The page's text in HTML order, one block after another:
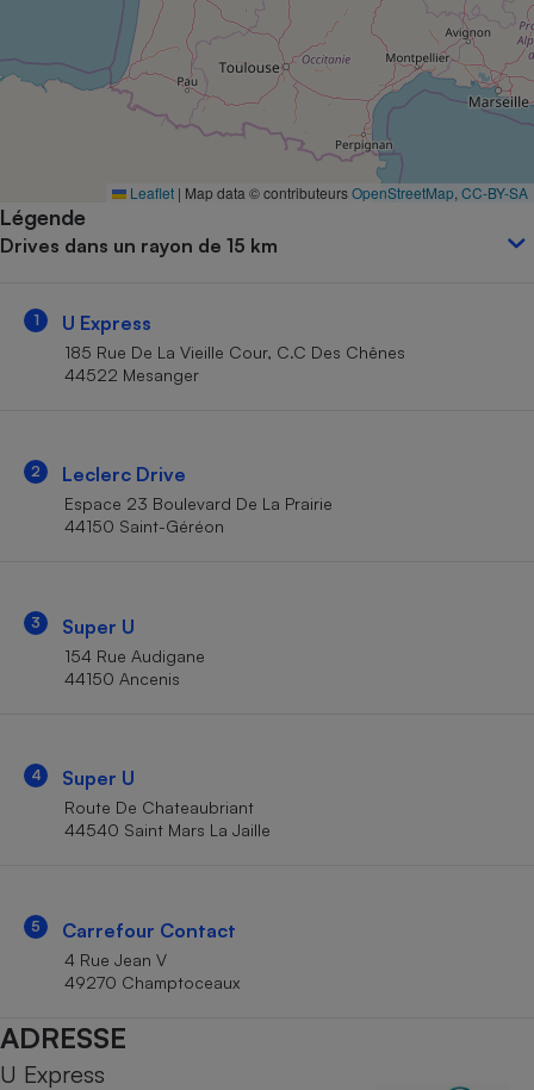
Leaflet | Map data © contributeursOpenStreetMap CC-BY-SA
Légende
Drives dans un rayon de 15 km
1 U Express
185 Rue De La Vieille Cour, C.C Des Chênes
44522 Mesanger
2 Leclerc Drive
Espace 23 Boulevard De La Prairie
44150 Saint-Géréon
3 Super U
154 Rue Audigane
44150 Ancenis
4 Super U
Route De Chateaubriant
44540 Saint Mars La Jaille
5 Carrefour Contact
4 Rue Jean V
49270 Champtoceaux
ADRESSE
U Express
Complément
alimentaire
Assurance emprunteur
Petit électroménager -
Lave-linge
Mutuelle